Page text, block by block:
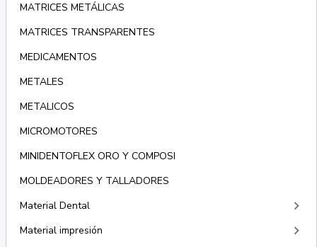
MATRICES METÁLICAS
MATRICES TRANSPARENTES
MEDICAMENTOS
METALES
METALICOS
MICROMOTORES
MINIDENTOFLEX ORO Y COMPOSI
MOLDEADORES Y TALLADORES
Material Dental
keyboard_arrow_right
Material impresión keyboard_arrow_right